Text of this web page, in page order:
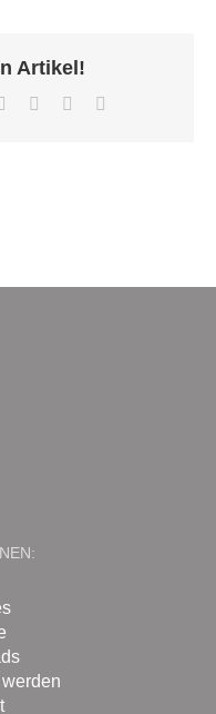
Artikel!
TumblrPinterest